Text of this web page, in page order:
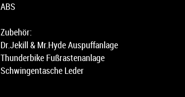
ABS
Zubehör:
Dr.Jekill & Mr.Hyde Auspuffanlage
Thunderbike Fußrastenanlage
Schwingentasche Leder